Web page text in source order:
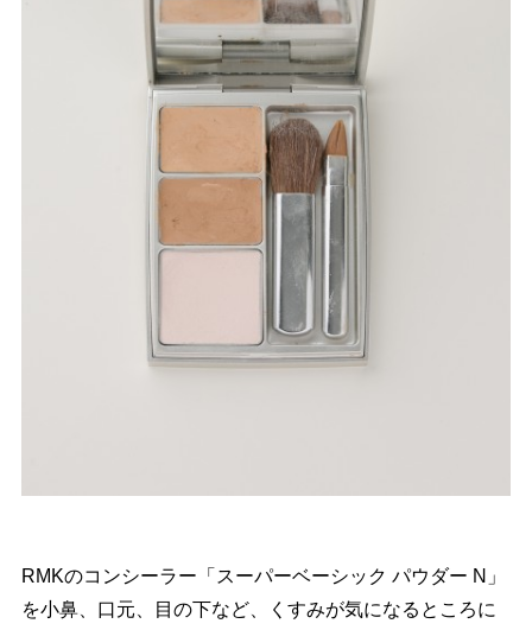
RMKのコンシーラー「スーパーベーシック パウダー N」
を小鼻、口元、目の下など、くすみが気になるところに